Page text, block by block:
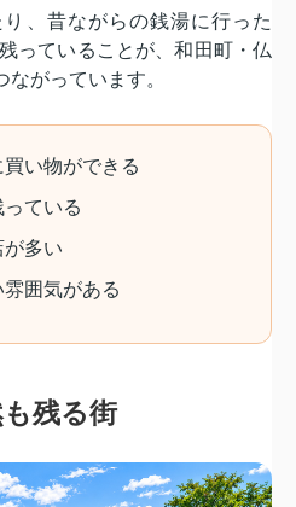
、昔ながらの銭湯に行った
っていることが、和田町・仏
ながっています。
い物ができる
ている
多い
囲気がある
残る街